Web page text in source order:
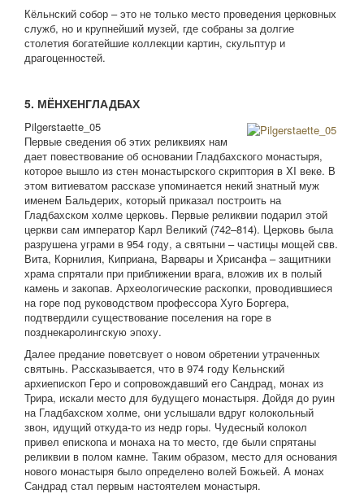
Кёльнский собор – это не только место проведения церковных
служб, но и крупнейший музей, где собраны за долгие
столетия богатейшие коллекции картин, скульптур и
драгоценностей.
5. МЁНХЕНГЛАДБАХ
Pilgerstaette_05
Первые сведения об этих реликвиях нам
дает повествование об основании Гладбахского монастыря,
которое вышло из стен монастырского скриптория в XI веке. В
этом витиеватом рассказе упоминается некий знатный муж
именем Бальдерих, который приказал построить на
Гладбахском холме церковь. Первые реликвии подарил этой
церкви сам император Карл Великий (742–814). Церковь была
разрушена уграми в 954 году, а святыни – частицы мощей свв.
Вита, Корнилия, Киприана, Варвары и Хрисанфа – защитники
храма спрятали при приближении врага, вложив их в полый
камень и закопав. Археологические раскопки, проводившиеся
на горе под руководством профессора Хуго Боргера,
подтвердили существование поселения на горе в
позднекаролингскую эпоху.
Далее предание поветсвует о новом обретении утраченных
святынь. Рассказывается, что в 974 году Кельнский
архиепископ Геро и сопровождавший его Сандрад, монах из
Трира, искали место для будущего монастыря. Дойдя до руин
на Гладбахском холме, они услышали вдруг колокольный
звон, идущий откуда-то из недр горы. Чудесный колокол
привел епископа и монаха на то место, где были спрятаны
реликвии в полом камне. Таким образом, место для основания
нового монастыря было определено волей Божьей. А монах
Сандрад стал первым настоятелем монастыря.